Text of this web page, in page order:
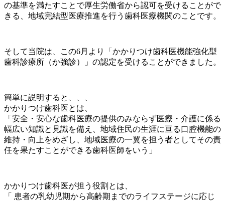
の基準を満たすことで厚生労働省から認可を受けることがで
きる、地域完結型医療推進を行う歯科医療機関のことです。
そして当院は、この6月より「かかりつけ歯科医機能強化型
歯科診療所（か強診）」の認定を受けることができました。
簡単に説明すると、、、
かかりつけ歯科医とは、
「安全・安心な歯科医療の提供のみならず医療・介護に係る
幅広い知識と見識を備え、地域住民の生涯に亘る口腔機能の
維持・向上をめざし、地域医療の一翼を担う者としてその責
任を果たすことができる歯科医師をいう」
かかりつけ歯科医が担う役割とは、
「 患者の乳幼児期から高齢期までのライフステージに応じ